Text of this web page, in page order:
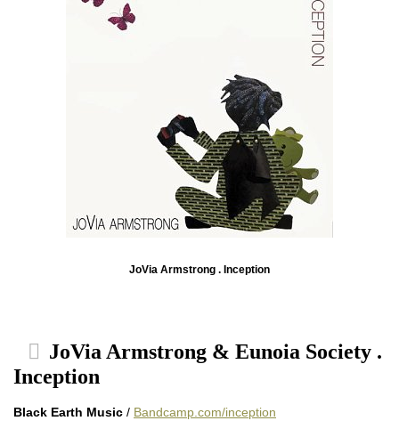
JoVia Armstrong . Inception
JoVia Armstrong & Eunoia Society .
Inception
Black Earth Music / Bandcamp.com/inception